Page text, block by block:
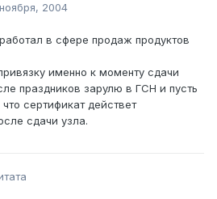
2004
в сфере продаж продуктов
именно к моменту сдачи
праздников зарулю в ГСН и пусть
сертификат действет
сдачи узла.